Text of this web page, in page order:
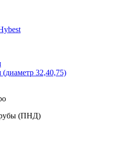
(диаметр 32,40,75)
(ПНД)